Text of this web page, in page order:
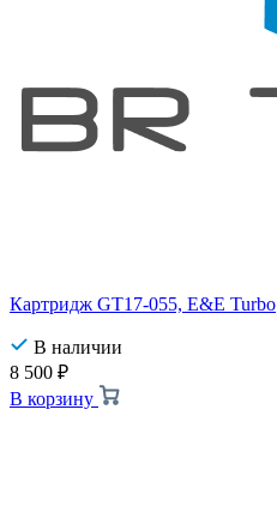
Картридж GT17-055, E&E Turbo
В наличии
8 500 ₽
В корзину